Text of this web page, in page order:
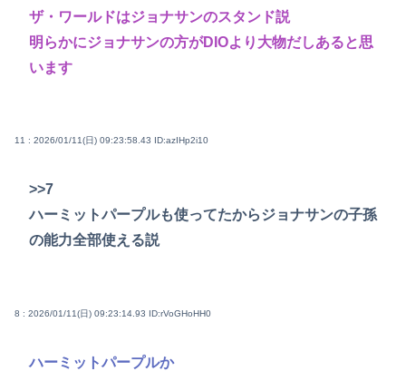
ザ・ワールドはジョナサンのスタンド説
明らかにジョナサンの方がDIOより大物だしあると思
います
11 : 2026/01/11(日) 09:23:58.43 ID:azIHp2i10
>>7
ハーミットパープルも使ってたからジョナサンの子孫
の能力全部使える説
8 : 2026/01/11(日) 09:23:14.93 ID:rVoGHoHH0
ハーミットパープルか